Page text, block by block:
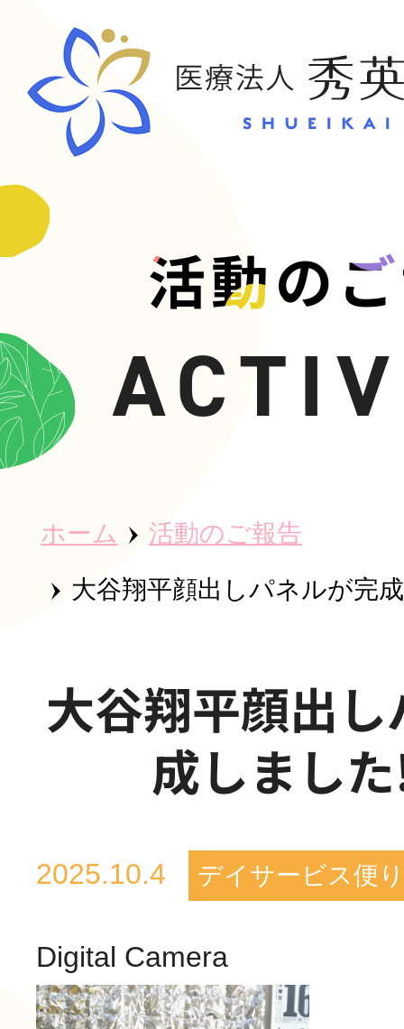
活動の
ホーム
活動のご報告
大谷翔平顔出しパネルが完
大谷翔平顔出
成しまし
2025.10.4 デイサービス便り
Digital Camera
お問い
秀英会につ
事業所紹介
はなぶさ消化器・内視鏡
介護老人保健施設 長寿の
活動のご報
最新情報 採用情報